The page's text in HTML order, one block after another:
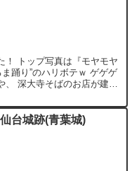
！ トップ写真は『モヤモヤ
踊り”のハリボテｗ ゲゲゲ
深大寺そばのお店が建ち
台城跡(青葉城)